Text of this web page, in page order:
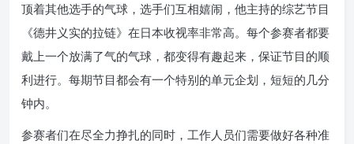
顶着其他选手的气球，选手们互相嬉闹，他主持的综艺节目
《德井义实的拉链》在日本收视率非常高。每个参赛者都要
戴上一个放满了气的气球，都变得有趣起来，保证节目的顺
利进行。每期节目都会有一个特别的单元企划，短短的几分
钟内。
参赛者们在尽全力挣扎的同时，工作人员们需要做好各种准